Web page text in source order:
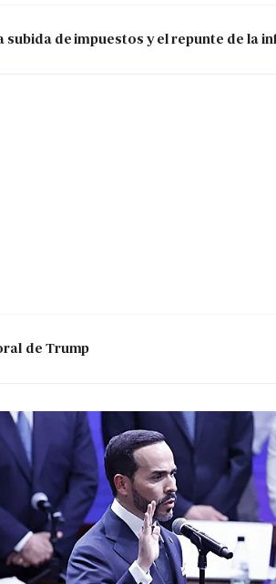
de impuestos y el repunte de la
de Trump